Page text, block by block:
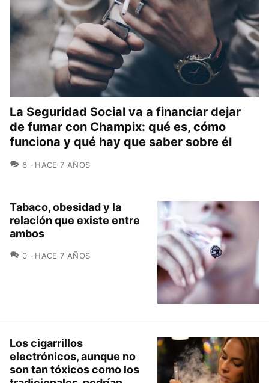
La Seguridad Social va a financiar dejar
de fumar con Champix: qué es, cómo
funciona y qué hay que saber sobre él
6 COMENTARIOS
HACE 7 AÑOS
Tabaco, obesidad y la
relación que existe entre
ambos
0 COMENTARIOS
HACE 7 AÑOS
Los cigarrillos
electrónicos, aunque no
son tan tóxicos como los